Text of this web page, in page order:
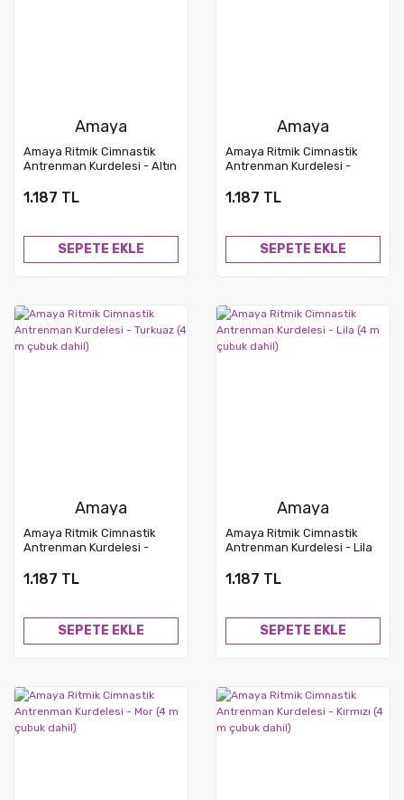
Amaya
Amaya Ritmik Cimnastik
Antrenman Kurdelesi - Altın
1.187 TL
SEPETE EKLE
Amaya
Amaya Ritmik Cimnastik
Antrenman Kurdelesi -
1.187 TL
SEPETE EKLE
Amaya
Amaya Ritmik Cimnastik
Antrenman Kurdelesi -
1.187 TL
SEPETE EKLE
Amaya
Amaya Ritmik Cimnastik
Antrenman Kurdelesi - Lila
1.187 TL
SEPETE EKLE